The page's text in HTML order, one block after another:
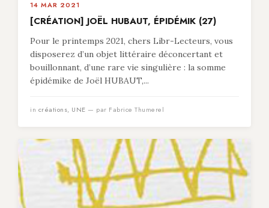
14 MAR 2021
[CRÉATION] JOËL HUBAUT, ÉPIDÉMIK (27)
Pour le printemps 2021, chers Libr-Lecteurs, vous
disposerez d’un objet littéraire déconcertant et
bouillonnant, d’une rare vie singulière : la somme
épidémike de Joël HUBAUT,...
in créations, UNE — par Fabrice Thumerel